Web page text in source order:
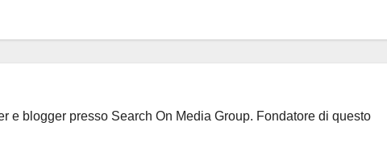
e blogger presso Search On Media Group. Fondatore di questo